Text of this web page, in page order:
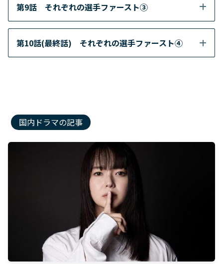
第9話 それぞれの選手ファースト③
第10話(最終話) それぞれの選手ファースト④
国内ドラマの記事